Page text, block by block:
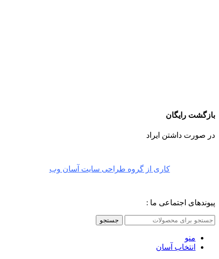
بازگشت رایگان
در صورت داشتن ایراد
کاری از گروه طراحی سایت آسان وب
پیوندهای اجتماعی ما :
جستجو
منو
انتخاب آسان